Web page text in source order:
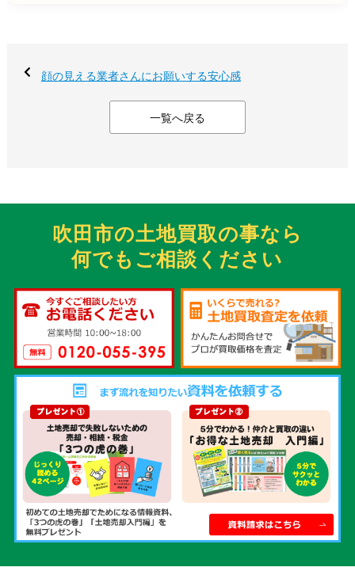
顔の見える業者さんにお願いする安心感
一覧へ戻る
吹田市の土地買取の事なら
何でもご相談ください